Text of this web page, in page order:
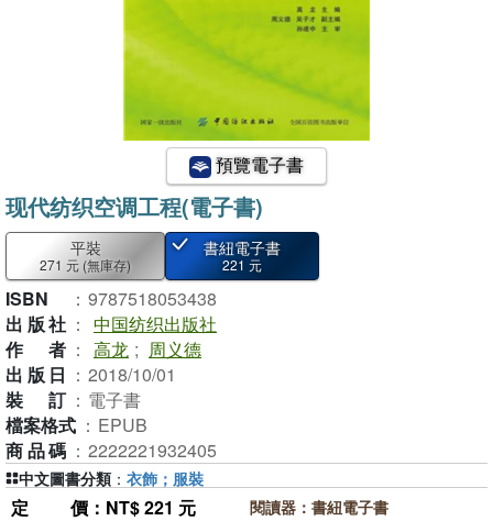
預覽電子書
现代纺织空调工程(電子書)
平裝
271 元 (無庫存)
書紐電子書
221 元
ISBN ： 9787518053438
出版社 ： 中国纺织出版社
作者 ： 高龙 ; 周义德
出版日 ： 2018/10/01
裝訂 ： 電子書
檔案格式 ： EPUB
商品碼 ： 2222221932405
定價 ：NT$ 221 元
閱讀器：書紐電子書
中文圖書分類 ： 衣飾；服裝